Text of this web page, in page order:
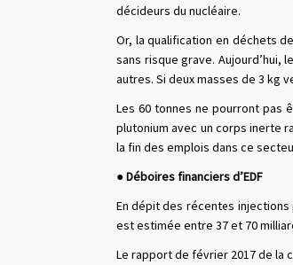
décideurs du nucléaire.
Or, la qualification en déchets
sans risque grave.
autres. Si deux masses de 3 kg
Les 60 tonnes ne pourront pas
plutonium avec un corps inerte
la fin des emplois dans ce
● Déboires financiers d’EDF
En dépit des récentes injections
est estimée entre 37 et 70
Le rapport de février 2017 de la